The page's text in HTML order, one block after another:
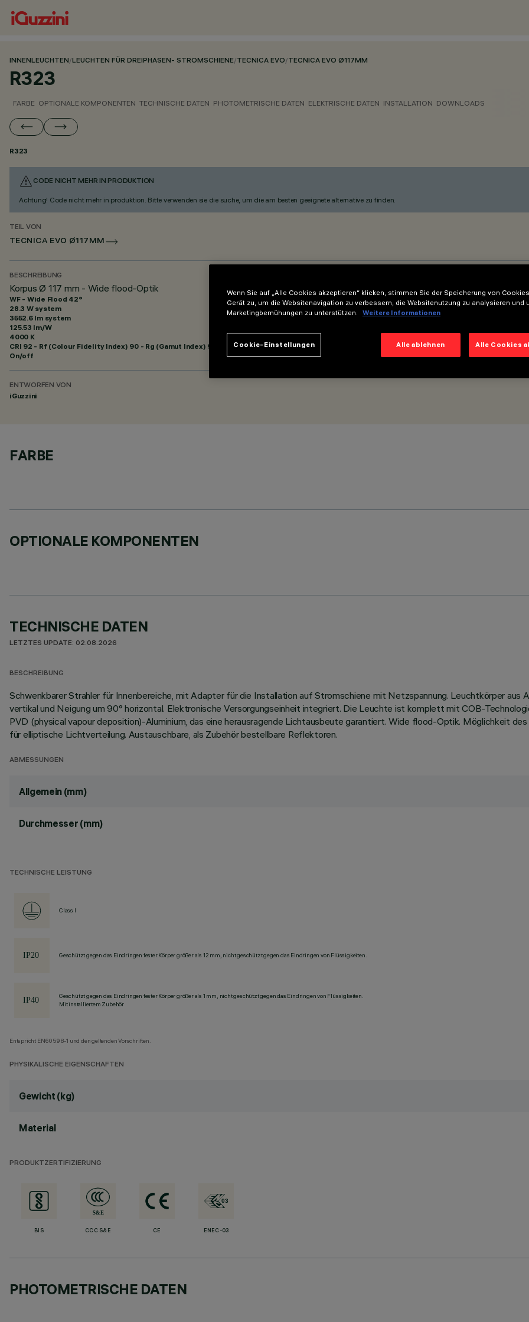
INNENLEUCHTEN/LEUCHTEN FÜR DREIPHASEN- STROMSCHIENE/TECNICA EVO/TECNICA EVO Ø117MM
R323
FARBE OPTIONALE KOMPONENTEN TECHNISCHE DATEN PHOTOMETRISCHE DATEN ELEKTRISCHE DATEN INSTALLATION DOWNLOADS
R323
CODE NICHT MEHR IN PRODUKTION
Achtung! Code nicht mehr in produktion. Bitte verwenden sie die suche, um die am besten geeignete alternative zu finden.
TEIL VON
TECNICA EVO Ø117MM
BESCHREIBUNG
Korpus Ø 117 mm - Wide flood-Optik
WF - Wide Flood 42°
28.3 W system
3552.6 lm system
125.53 lm/W
4000 K
CRI 92 - Rf (Colour Fidelity Index) 90 - Rg (Gamut Index) 98
On/off
ENTWORFEN VON
iGuzzini
FARBE
OPTIONALE KOMPONENTEN
TECHNISCHE DATEN
LETZTES UPDATE: 02.08.2026
BESCHREIBUNG
Schwenkbarer Strahler für Innenbereiche, mit Adapter für die Installation auf Stromschiene mit Netzspannung. Leuchtkörper aus
vertikal und Neigung um 90° horizontal. Elektronische Versorgungseinheit integriert. Die Leuchte ist komplett mit COB-
PVD (physical vapour deposition)-Aluminium, das eine herausragende Lichtausbeute garantiert. Wide flood-Optik. Möglichkeit
für elliptische Lichtverteilung. Austauschbare, als Zubehör bestellbare Reflektoren.
ABMESSUNGEN
Allgemein (mm)
Durchmesser (mm)
TECHNISCHE LEISTUNG
Class I
Geschützt gegen das Eindringen fester Körper größer als 12 mm, nicht geschützt gegen das Eindringen von Flüssigkeiten.
Geschützt gegen das Eindringen fester Körper größer als 1 mm, nicht geschützt gegen das Eindringen von Flüssigkeiten.
Mit installiertem Zubehör
Entspricht EN60598-1 und den geltenden Vorschriften.
PHYSIKALISCHE EIGENSCHAFTEN
Gewicht (kg)
Material
PRODUKTZERTIFIZIERUNG
BIS CCC S&E CE ENEC-03
PHOTOMETRISCHE DATEN
Wenn Sie auf „Alle Cookies akzeptieren“ klicken, stimmen Sie der Speicherung von
Gerät zu, um die Websitenavigation zu verbessern, die Websitenutzung zu analysieren und
Marketingbemühungen zu unterstützen.
Weitere Informationen
Alle ablehnen Alle Cookies
Cookie-Einstellungen